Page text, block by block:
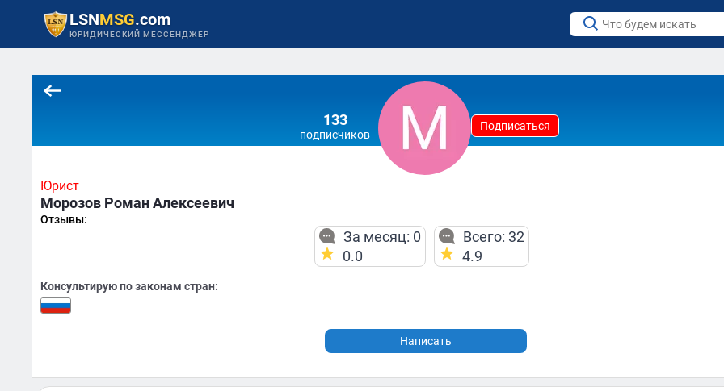
LSNMSG.com
ЮРИДИЧЕСКИЙ МЕССЕНДЖЕР
133
подписчиков
Подписаться
Юрист
Морозов Роман Алексеевич
Отзывы:
За месяц: 0
0.0
Всего: 32
4.9
Консультирую по законам стран:
Написать